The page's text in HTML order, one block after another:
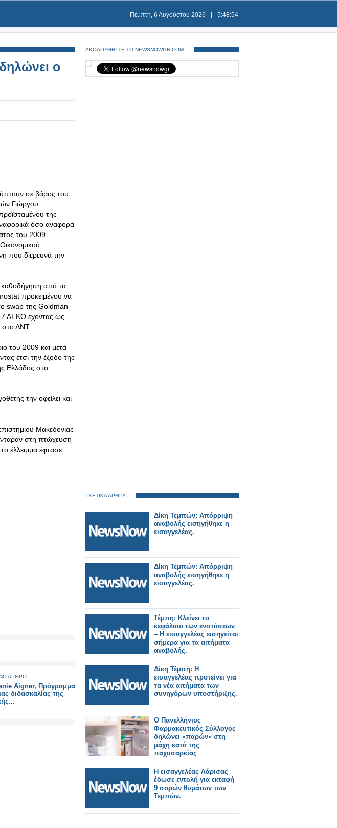
Πέμπτη, 6 Αυγούστου 2026 5:48:54
ο
σε βάρος του
Γιώργου
της
όσο αναφορά
του 2009
που διερευνά την
από τα
προκειμένου να
swap της Goldman
ΔΕΚΟ έχοντας ως
στο ΔΝΤ.
του 2009 και μετά
έτσι την έξοδο της
Ελλάδος στο
την οφείλει και
Μακεδονίας
στη πτώχευση
έλλειμμα έφτασε
ΑΡΘΡΟ
Aigner, Πρόγραμμα
διδασκαλίας της
ΑΚΟΛΟΥΘΗΣΤΕ ΤΟ NEWSNOWGR.COM
ΣΧΕΤΙΚΑ ΑΡΘΡΑ
Δίκη Τεμπών: Απόρριψη
αναβολής εισηγήθηκε η
εισαγγελέας.
Δίκη Τεμπών: Απόρριψη
αναβολής εισηγήθηκε η
εισαγγελέας.
Τέμπη: Κλείνει το
κεφάλαιο των ενστάσεων
– Η εισαγγελέας εισηγείται
σήμερα για τα αιτήματα
αναβολής.
Δίκη Τέμπη: Η
εισαγγελέας προτείνει για
τα νέα αιτήματα των
συνηγόρων υποστήριξης.
Ο Πανελλήνιος
Φαρμακευτικός Σύλλογος
δηλώνει «παρών» στη
μάχη κατά της
παχυσαρκίας
Η εισαγγελέας Λάρισας
έδωσε εντολή για εκταφή
9 σορών θυμάτων των
Τεμπών.